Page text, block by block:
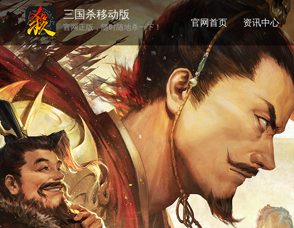
三国杀移动版
官网正版，随时随地杀一下！ 官网首页 资讯中心